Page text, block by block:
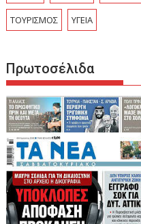
ΤΟΥΡΙΣΜΟΣ ΥΓΕΙΑ
Πρωτοσέλιδα